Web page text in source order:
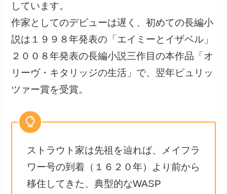
しています。
作家としてのデビューは遅く、初めての長編小
説は１９９８年発表の「エイミーとイザベル」
２００８年発表の長編小説三作目の本作品「オ
リーヴ・キタリッジの生活」で、翌年ピュリッ
ツァー賞を受賞。
ストラウト家は先祖を辿れば、メイフラ
ワー号の到着（１６２０年）より前から
移住してきた、典型的なWASP